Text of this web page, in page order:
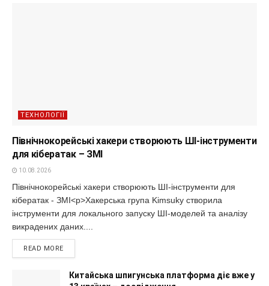
ТЕХНОЛОГІЇ
Північнокорейські хакери створюють ШІ-інструменти
для кібератак – ЗМІ
10.08.2026
Північнокорейські хакери створюють ШІ-інструменти для
кібератак - ЗМІ<p>Хакерська група Kimsuky створила
інструменти для локального запуску ШІ-моделей та аналізу
викрадених даних....
READ MORE
Китайська шпигунська платформа діє вже у